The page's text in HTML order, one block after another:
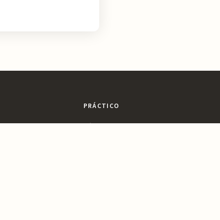
PRÁCTICO
Dónde Comer